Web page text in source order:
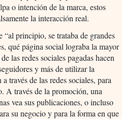
o intención de la marca, estos
la interacción real.
principio, se trataba de grandes
qué página social lograba la mayor
las redes sociales pagadas hacen
y más de utilizar la
través de las redes sociales, para
A través de la promoción, una
vea sus publicaciones, o incluso
su negocio y para la forma en que